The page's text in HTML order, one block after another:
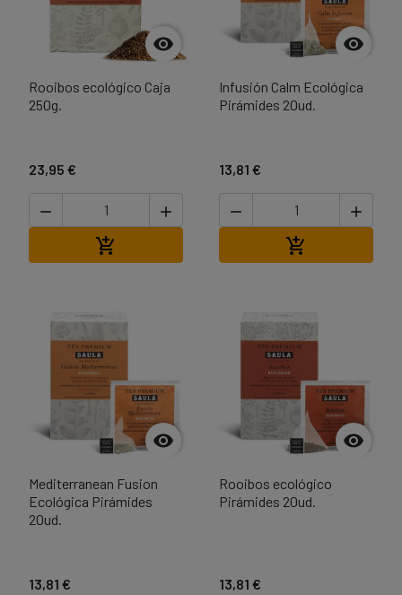

Rooibos ecológico Caja
250g.
23,95 €
 


Infusión Calm Ecológica
Pirámides 20ud.
13,81 €
 


Mediterranean Fusion
Ecológica Pirámides
20ud.
13,81 €

Rooibos ecológico
Pirámides 20ud.
13,81 €